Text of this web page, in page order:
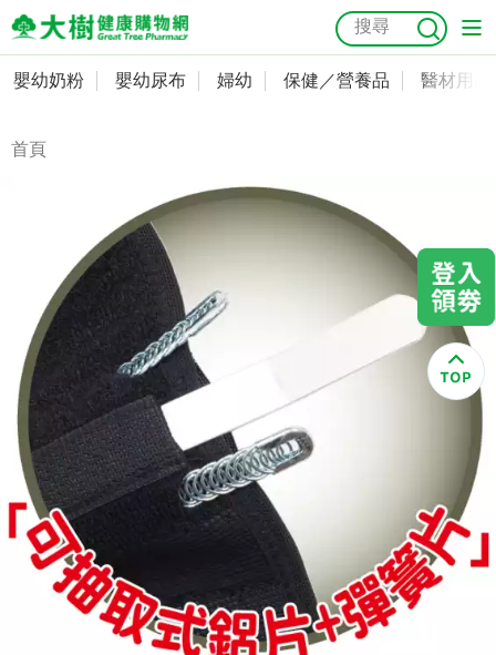
嬰幼奶粉
嬰幼尿布
保健／營養品
醫材用品
成人照護
美容／個人清潔
食品／健康食補
寵物
抗菌
會員資料及密碼修改
常用收件人清單
收藏清單
紅利點數查詢
購物金查詢
優惠券領取
優惠券查詢
登入
嬰幼奶粉 嬰幼尿布 婦幼 保健／營養品 醫材用品
首頁